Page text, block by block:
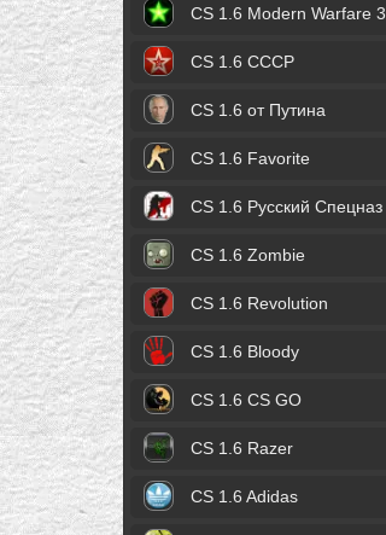
CS 1.6 Modern Warfare 3
CS 1.6 СССР
CS 1.6 от Путина
CS 1.6 Favorite
CS 1.6 Русский Спецназ
CS 1.6 Zombie
CS 1.6 Revolution
CS 1.6 Bloody
CS 1.6 CS GO
CS 1.6 Razer
CS 1.6 Adidas